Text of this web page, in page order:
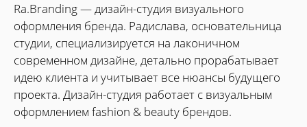
Rа.Branding — дизайн-студия визуального
оформления бренда. Радислава, основательница
студии, специализируется на лаконичном
современном дизайне, детально прорабатывает
идею клиента и учитывает все нюансы будущего
проекта. Дизайн-студия работает с визуальным
оформлением fashion & beauty брендов.